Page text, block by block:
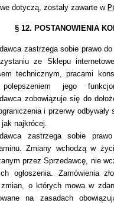
dotyczą, zostały zawarte w
§ 12. POSTANOWIENIA
zastrzega sobie prawo
ze Sklepu
technicznym, pracami
jego
zobowiązuje się do
i przerwy
jak najkrócej.
zastrzega sobie
Zmiany wchodzą w
przez Sprzedawcę, nie
ogłoszenia. Zamówienia
o których mowa w
na zasadach